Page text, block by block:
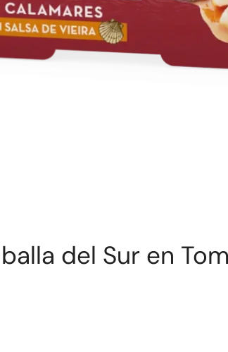
del Sur en